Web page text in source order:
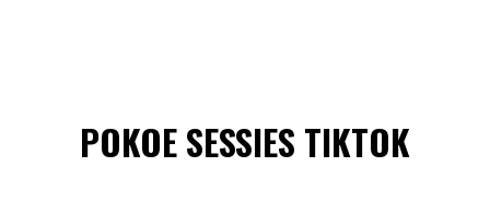
POKOE SESSIES TIKTOK